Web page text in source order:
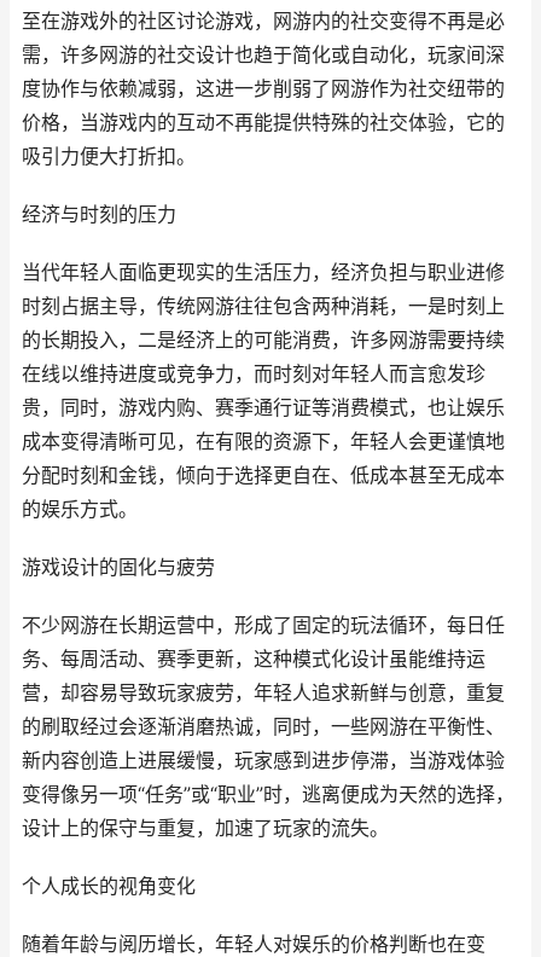
至在游戏外的社区讨论游戏，网游内的社交变得不再是必
需，许多网游的社交设计也趋于简化或自动化，玩家间深
度协作与依赖减弱，这进一步削弱了网游作为社交纽带的
价格，当游戏内的互动不再能提供特殊的社交体验，它的
吸引力便大打折扣。
经济与时刻的压力
当代年轻人面临更现实的生活压力，经济负担与职业进修
时刻占据主导，传统网游往往包含两种消耗，一是时刻上
的长期投入，二是经济上的可能消费，许多网游需要持续
在线以维持进度或竞争力，而时刻对年轻人而言愈发珍
贵，同时，游戏内购、赛季通行证等消费模式，也让娱乐
成本变得清晰可见，在有限的资源下，年轻人会更谨慎地
分配时刻和金钱，倾向于选择更自在、低成本甚至无成本
的娱乐方式。
游戏设计的固化与疲劳
不少网游在长期运营中，形成了固定的玩法循环，每日任
务、每周活动、赛季更新，这种模式化设计虽能维持运
营，却容易导致玩家疲劳，年轻人追求新鲜与创意，重复
的刷取经过会逐渐消磨热诚，同时，一些网游在平衡性、
新内容创造上进展缓慢，玩家感到进步停滞，当游戏体验
变得像另一项“任务”或“职业”时，逃离便成为天然的选择，
设计上的保守与重复，加速了玩家的流失。
个人成长的视角变化
随着年龄与阅历增长，年轻人对娱乐的价格判断也在变